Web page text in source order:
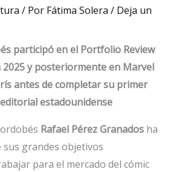
/ Por Fátima Solera / Deja un
participó en el Portfolio Review
2025 y posteriormente en Marvel
antes de completar su primer
estadounidense
Rafael Pérez Granadosha
sus grandes objetivos
para el mercado del cómic